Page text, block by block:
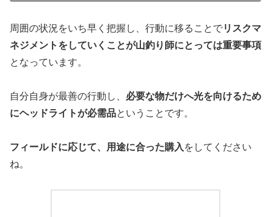
周囲の状況をいち早く把握し、行動に移ることでリスクマ
ネジメントをしていくことが山釣り師にとっては重要事項
となっています。
自分自身が最善の行動し、 必要な物だけへ光を向けるため
にヘッドライトが必需品ということです。
フィールドに応じて、用途に合った購入をしてください
ね。